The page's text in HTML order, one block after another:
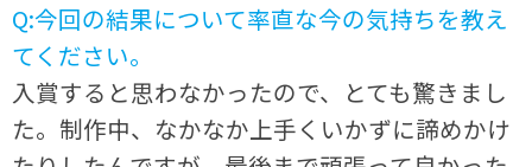
Q:今回の結果について率直な今の気持ちを教え
てください。
入賞すると思わなかったので、とても驚きまし
た。制作中、なかなか上手くいかずに諦めかけ